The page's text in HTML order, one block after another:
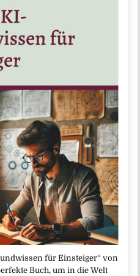
für Einsteiger“ von
Buch, um in die Welt